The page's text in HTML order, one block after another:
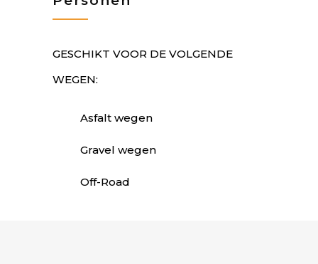
GESCHIKT VOOR DE VOLGENDE
WEGEN:
Asfalt wegen
Gravel wegen
Off-Road